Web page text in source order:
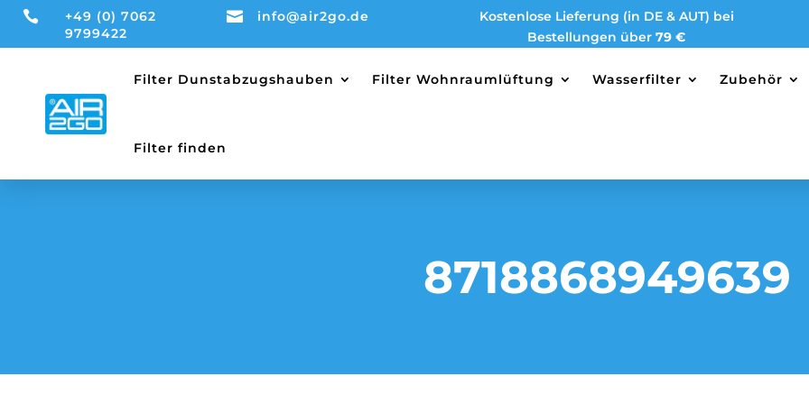

+49 (0) 7062
9799422
 info@air2go.de
Kostenlose Lieferung (in DE & AUT) bei
Bestellungen über 79 €
Filter Dunstabzugshauben Filter Wohnraumlüftung Wasserfilter Zubehör
Filter finden
8718868949639